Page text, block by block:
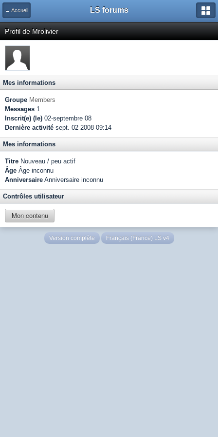
← Accueil LS forums
Profil de Mrolivier
Mes informations
Groupe Members
Messages 1
Inscrit(e) (le) 02-septembre 08
Dernière activité sept. 02 2008 09:14
Mes informations
Titre Nouveau / peu actif
Âge Âge inconnu
Anniversaire Anniversaire inconnu
Contrôles utilisateur
Mon contenu
Version complète Français (France) LS v4